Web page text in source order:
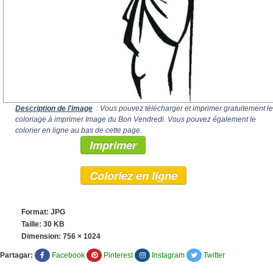
Description de l'image : Vous pouvez télécharger et imprimer gratuitement le
coloriage à imprimer Image du Bon Vendredi. Vous pouvez également le
colorier en ligne au bas de cette page.
Imprimer
Coloriez en ligne
Format: JPG
Taille: 30 KB
Dimension: 756 × 1024
Partagar: Facebook Pinterest Instagram Twitter